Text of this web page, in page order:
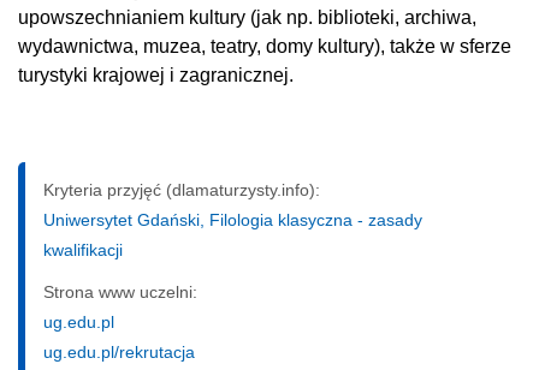
upowszechnianiem kultury (jak np. biblioteki, archiwa,
wydawnictwa, muzea, teatry, domy kultury), także w sferze
turystyki krajowej i zagranicznej.
Kryteria przyjęć (dlamaturzysty.info):
Uniwersytet Gdański, Filologia klasyczna - zasady
kwalifikacji
Strona www uczelni:
ug.edu.pl
ug.edu.pl/rekrutacja